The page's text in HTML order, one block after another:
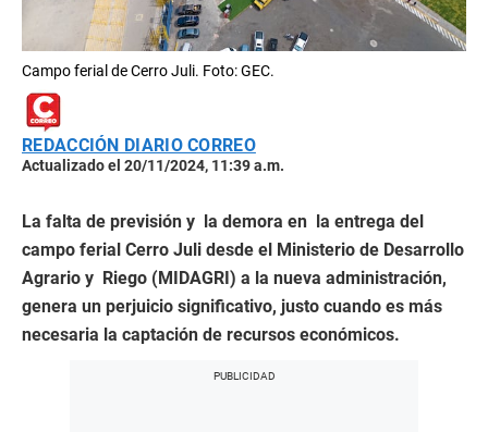
Campo ferial de Cerro Juli. Foto: GEC.
REDACCIÓN DIARIO CORREO
Actualizado el 20/11/2024, 11:39 a.m.
La falta de previsión y la demora en la entrega del
campo ferial Cerro Juli desde el Ministerio de Desarrollo
Agrario y Riego (MIDAGRI) a la nueva administración,
genera un perjuicio significativo, justo cuando es más
necesaria la captación de recursos económicos.